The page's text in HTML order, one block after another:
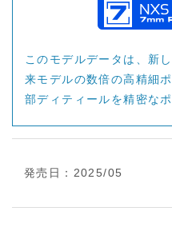
このモデルデータは、新
来モデルの数倍の高精細
部ディティールを精密な
発売日：2025/05